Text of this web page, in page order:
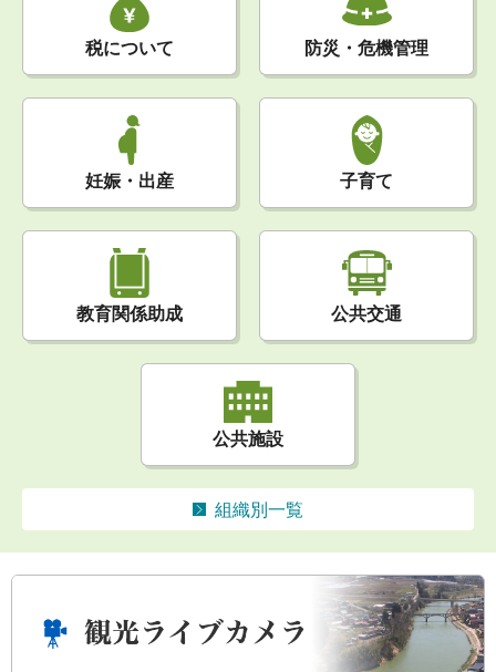
税について 防災・危機管理
妊娠・出産 子育て
教育関係助成 公共交通
公共施設
組織別一覧